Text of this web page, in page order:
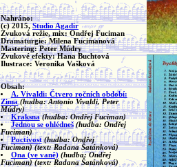
Nahráno:
(c) 2015,Studio Agadir
Zvuková režie, mix: Ondřej Fuciman
Dramaturgie: Milena Fucimanová
Mastering: Peter Múdry
Zvukové efekty: Hana Buchtová
Ilustrace: Veronika Vašková
Obsah:
A. Vivaldi: Čtvero ročních období:
Zima (hudba: Antonio Vivaldi, Peter
Múdry)
Kraksna (hudba: Ondřej Fuciman)
Jednou se ohlédneš (hudba: Ondřej
Fuciman)
Poctivost (hudba: Ondřej
Fuciman) (text: Radana Šatánková)
Ona (ve vaně) (hudba: Ondřej
Fuciman) (text: Radana Šatánková)